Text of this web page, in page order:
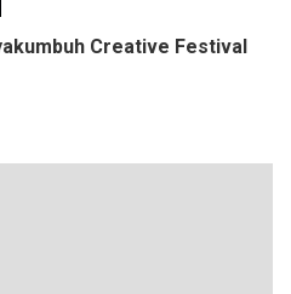
Creative Festival